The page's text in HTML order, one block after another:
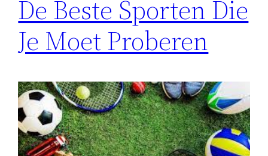
De Beste Sporten Die
Je Moet Proberen